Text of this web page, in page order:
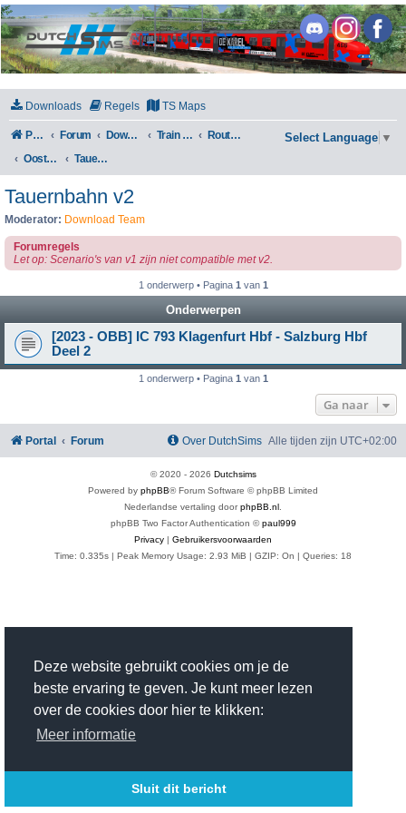
Deze website gebruikt cookies om je de
beste ervaring te geven. Je kunt meer lezen
over de cookies door hier te klikken:
Meer informatie
Sluit dit bericht
DutchSims
Downloads Regels TS Maps
Portal Forum Downloads Train Simulator Classic
Routes en Scenarios
Oostenrijk
Tauernbahn v2
Select Language ▼
Tauernbahn v2
Moderator: Download Team
Forumregels
Let op: Scenario's van v1 zijn niet compatible met v2.
1 onderwerp • Pagina 1 van 1
Onderwerpen
[2023 - OBB] IC 793 Klagenfurt Hbf - Salzburg Hbf
Deel 2
1 onderwerp • Pagina 1 van 1
Ga naar
Portal Forum Alle tijden zijn UTC+02:00
Over DutchSims
© 2020 - 2026 Dutchsims
Powered by phpBB® Forum Software © phpBB Limited
Nederlandse vertaling doorphpBB.nl
phpBB Two Factor Authentication ©paul999
Privacy | Gebruikersvoorwaarden
Time: 0.335s | Peak Memory Usage: 2.93 MiB | GZIP: On | Queries: 18